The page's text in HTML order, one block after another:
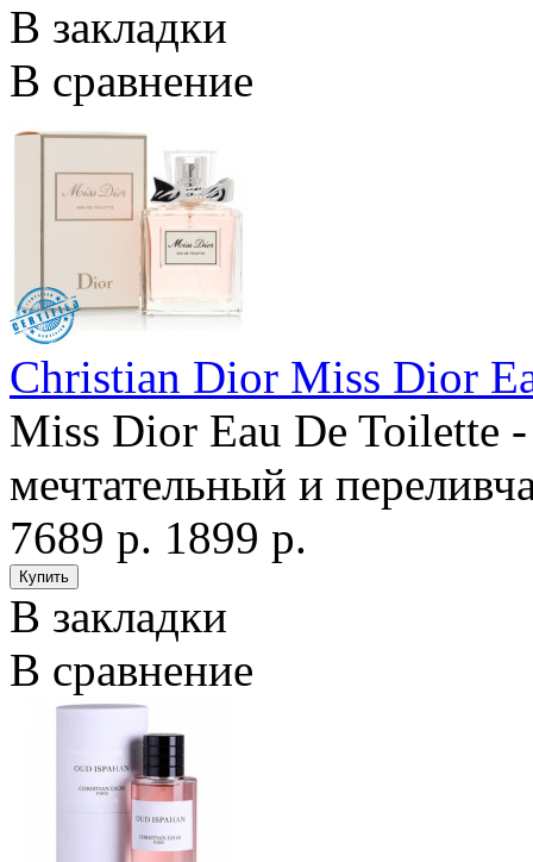
В закладки
В сравнение
Christian Dior Miss Dior
Miss Dior Eau De Toilette
мечтательный и
7689 р. 1899 р.
В закладки
В сравнение